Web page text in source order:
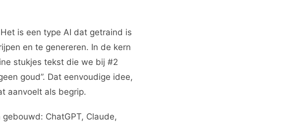
is een type AI dat getraind is
en te genereren. In de kern
stukjes tekst die we bij #2
goud”. Dat eenvoudige idee,
aanvoelt als begrip.
ChatGPT, Claude,